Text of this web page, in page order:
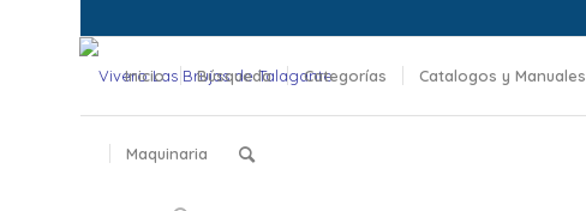
Inicio Búsqueda Categorías Catalogos y Manuales
Maquinaria